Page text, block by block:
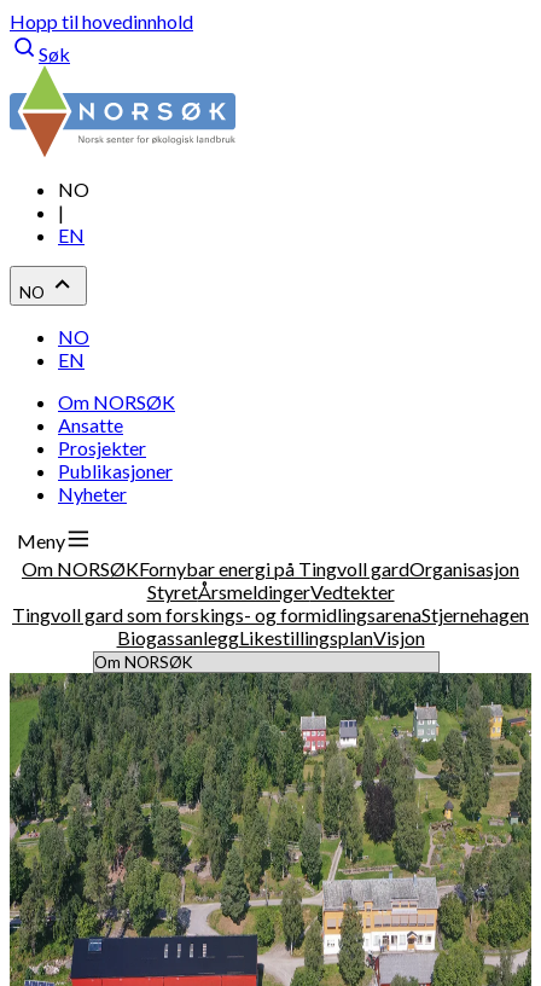
Hopp til hovedinnhold
Søk
NO
|
EN
NO
NO
EN
Om NORSØK
Ansatte
Prosjekter
Publikasjoner
Nyheter
Meny
Om NORSØKFornybar energi på Tingvoll gardOrganisasjon
StyretÅrsmeldingerVedtekter
Tingvoll gard som forskings- og formidlingsarenaStjernehagen
BiogassanleggLikestillingsplanVisjon